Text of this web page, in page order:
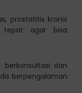
prostatitis kronis
tepat agar bisa
dan
berpengalaman